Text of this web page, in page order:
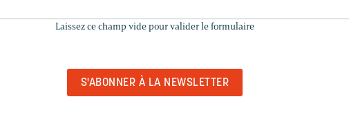
CHAMP
Laissez ce champ vide pour valider le formulaire